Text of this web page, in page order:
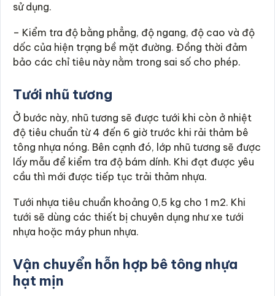
sử dụng.
– Kiểm tra độ bằng phẳng, độ ngang, độ cao và độ
dốc của hiện trạng bề mặt đường. Đồng thời đảm
bảo các chỉ tiêu này nằm trong sai số cho phép.
Tưới nhũ tương
Ở bước này, nhũ tương sẽ được tưới khi còn ở nhiệt
độ tiêu chuẩn từ 4 đến 6 giờ trước khi rải thảm bê
tông nhựa nóng. Bên cạnh đó, lớp nhũ tương sẽ được
lấy mẫu để kiểm tra độ bám dính. Khi đạt được yêu
cầu thì mới được tiếp tục trải thảm nhựa.
Tưới nhựa tiêu chuẩn khoảng 0,5 kg cho 1 m2. Khi
tưới sẽ dùng các thiết bị chuyên dụng như xe tưới
nhựa hoặc máy phun nhựa.
Vận chuyển hỗn hợp bê tông nhựa
hạt mịn